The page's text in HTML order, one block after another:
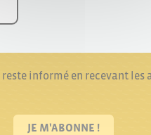
reste informé en recevant les
JE M'ABONNE !